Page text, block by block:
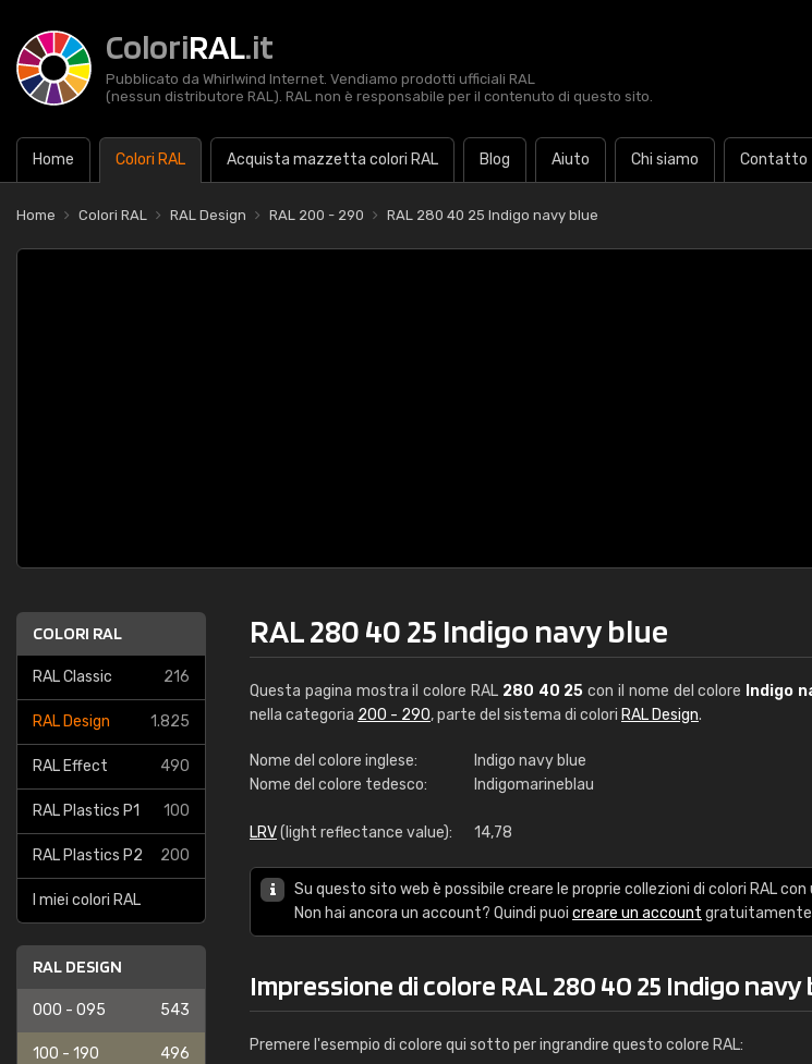
ColoriRAL.it
Pubblicato da Whirlwind Internet. Vendiamo prodotti ufficiali RAL
(nessun distributore RAL). RAL non è responsabile per il contenuto di questo sito.
Home Colori RAL Acquista mazzetta colori RAL Blog Aiuto Chi siamo Contatto
Home Colori RAL RAL Design RAL 200 - 290 RAL 280 40 25 Indigo navy blue
COLORI RAL
RAL Classic 216
RAL Design 1.825
RAL Effect 490
RAL Plastics P1 100
RAL Plastics P2 200
I miei colori RAL
RAL DESIGN
000 - 095 543
100 - 190 496
RAL 280 40 25 Indigo navy blue
Questa pagina mostra il colore RAL 280 40 25 con il nome del colore Indigo
nella categoria 200 - 290, parte del sistema di colori RAL Design.
Nome del colore inglese:
Indigo navy blue
Nome del colore tedesco:
Indigomarineblau
LRV(light reflectance value): 14,78
Su questo sito web è possibile creare le proprie collezioni di colori RAL
Non hai ancora un account? Quindi puoi creare un account
Impressione di colore RAL 280 40 25 Indigo navy
Premere l'esempio di colore qui sotto per ingrandire questo colore RAL: